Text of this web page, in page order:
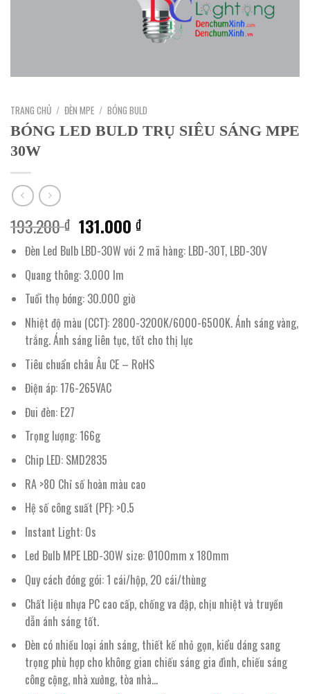
TRANG CHỦ / ĐÈN MPE / BÓNG BULD
BÓNG LED BULD TRỤ SIÊU SÁNG MPE
30W
193.200₫ Giá
gốc
là:
193.200 ₫.
131.000₫Giá
hiện
tại
Đèn Led Bulb LBD-30W với 2 mã hàng: LBD-30T, LBD-30V
Quang thông: 3.000 lm
Tuổi thọ bóng: 30.000 giờ
Nhiệt độ màu (CCT): 2800-3200K/6000-6500K. Ánh sáng vàng,
trắng. Ánh sáng liên tục, tốt cho thị lực
Tiêu chuẩn châu Âu CE – RoHS
Điện áp: 176-265VAC
Đui đèn: E27
Trọng lượng: 166g
Chip LED: SMD2835
RA >80 Chỉ số hoàn màu cao
Hệ số công suất (PF): >0.5
Instant Light: 0s
Led Bulb MPE LBD-30W size: Ø100mm x 180mm
Quy cách đóng gói: 1 cái/hộp, 20 cái/thùng
Chất liệu nhựa PC cao cấp, chống va đập, chịu nhiệt và truyền
dẫn ánh sáng tốt.
Đèn có nhiều loại ánh sáng, thiết kế nhỏ gọn, kiểu dáng sang
trọng phù hợp cho không gian chiếu sáng gia đình, chiếu sáng
công cộng, nhà xưởng, tòa nhà…